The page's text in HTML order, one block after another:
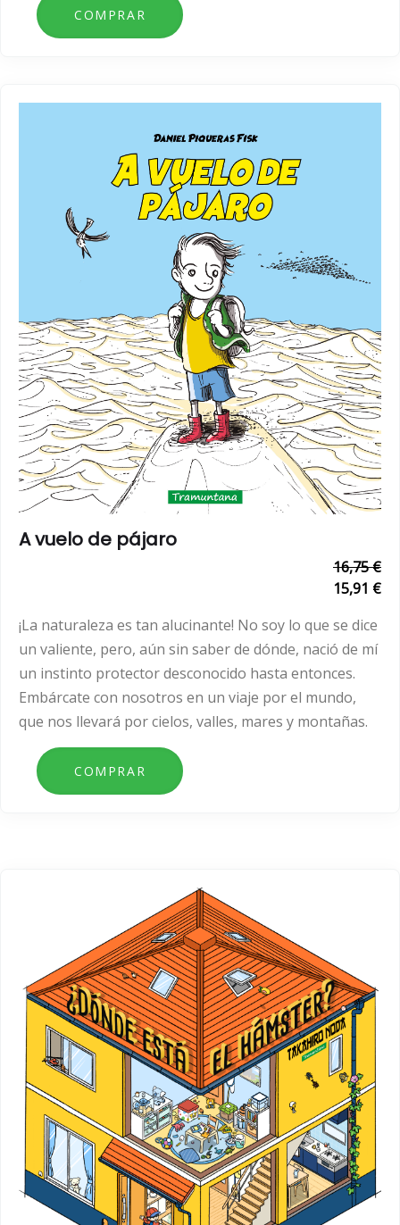
A vuelo de pájaro
16,75 €
15,91 €
¡La naturaleza es tan alucinante! No soy lo que se dice
un valiente, pero, aún sin saber de dónde, nació de mí
un instinto protector desconocido hasta entonces.
Embárcate con nosotros en un viaje por el mundo,
que nos llevará por cielos, valles, mares y montañas.